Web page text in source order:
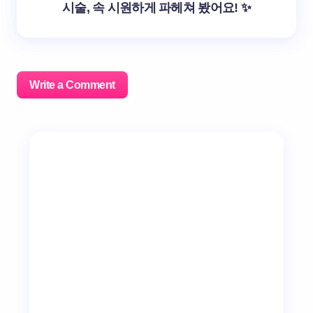
시술, 속 시원하게 파헤쳐 봤어요! ✨
Write a Comment